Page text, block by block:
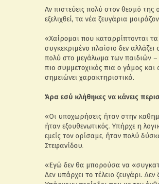
Αν πιστεύεις πολύ στον θεσμό της
εξελιχθεί, τα νέα ζευγάρια
«Χαίρομαι που καταρρίπτονται τα
συγκεκριμένο πλαίσιο δεν
πολύ στο μεγάλωμα των παιδιών –
πιο συμμετοχικός πια ο γάμος
σημειώνει χαρακτηριστικά.
Άρα εσύ κλήθηκες να κάνεις
«Οι υποχωρήσεις ήταν στην
ήταν εξουθενωτικός. Υπήρχε η
εμείς τον ορίσαμε, ήταν πολύ
Στεφανίδου.
«Εγώ δεν θα μπορούσα να
Δεν υπάρχει το τέλειο ζευγάρι.